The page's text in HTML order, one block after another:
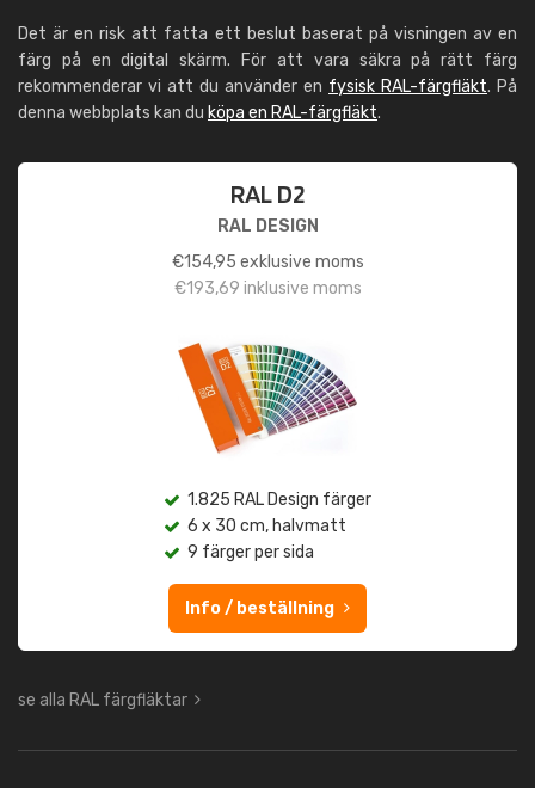
Det är en risk att fatta ett beslut baserat på visningen av en
färg på en digital skärm. För att vara säkra på rätt färg
rekommenderar vi att du använder en fysisk RAL-färgfläkt. På
denna webbplats kan du köpa en RAL-färgfläkt.
RAL D2
RAL DESIGN
€154,95 exklusive moms
€193,69 inklusive moms
1.825 RAL Design färger
6 x 30 cm, halvmatt
9 färger per sida
Info / beställning
se alla RAL färgfläktar